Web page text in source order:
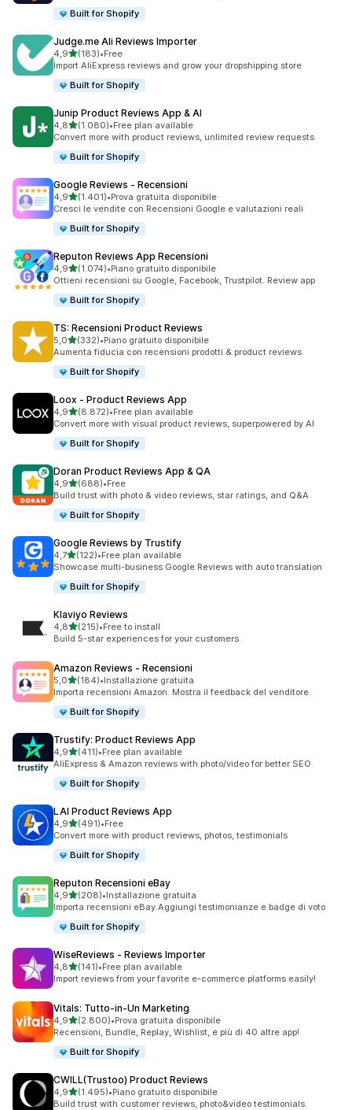
Built for Shopify
Judge.me Ali Reviews Importer
4,9stelle su 5
(183)
183 recensioni totali
•Free
Import AliExpress reviews and grow your dropshipping store
Built for Shopify
Junip Product Reviews App & AI
4,8stelle su 5
(1.080)
1080 recensioni totali
•Free plan available
Convert more with product reviews, unlimited review requests
Built for Shopify
Google Reviews ‑ Recensioni
4,9stelle su 5
(1.401)
1401 recensioni totali
•Prova gratuita disponibile
Cresci le vendite con Recensioni Google e valutazioni reali
Built for Shopify
Reputon Reviews App Recensioni
4,9stelle su 5
(1.074)
1074 recensioni totali
•Piano gratuito disponibile
Ottieni recensioni su Google, Facebook, Trustpilot. Review app
Built for Shopify
TS: Recensioni Product Reviews
5,0stelle su 5
(332)
332 recensioni totali
•Piano gratuito disponibile
Aumenta fiducia con recensioni prodotti & product reviews
Built for Shopify
Loox ‑ Product Reviews App
4,9stelle su 5
(8.872)
8872 recensioni totali
•Free plan available
Convert more with visual product reviews, superpowered by AI
Built for Shopify
Doran Product Reviews App & QA
4,9stelle su 5
(688)
688 recensioni totali
•Free
Build trust with photo & video reviews, star ratings, and Q&A
Built for Shopify
Google Reviews by Trustify
4,7stelle su 5
(122)
122 recensioni totali
•Free plan available
Showcase multi-business Google Reviews with auto translation
Built for Shopify
Klaviyo Reviews
4,8stelle su 5
(215)
215 recensioni totali
•Free to install
Build 5-star experiences for your customers.
Amazon Reviews ‑ Recensioni
5,0stelle su 5
(184)
184 recensioni totali
•Installazione gratuita
Importa recensioni Amazon. Mostra il feedback del venditore.
Built for Shopify
Trustify: Product Reviews App
4,9stelle su 5
(411)
411 recensioni totali
•Free plan available
AliExpress & Amazon reviews with photo/video for better SEO
Built for Shopify
LAI Product Reviews App
4,9stelle su 5
(491)
491 recensioni totali
•Free
Convert more with product reviews, photos, testimonials
Built for Shopify
Reputon Recensioni eBay
4,9stelle su 5
(208)
208 recensioni totali
•Installazione gratuita
Importa recensioni eBay.Aggiungi testimonianze e badge di voto
Built for Shopify
WiseReviews ‑ Reviews Importer
4,8stelle su 5
(141)
141 recensioni totali
•Free plan available
Import reviews from your favorite e-commerce platforms easily!
Vitals: Tutto‑in‑Un Marketing
4,9stelle su 5
(2.800)
2800 recensioni totali
•Prova gratuita disponibile
Recensioni, Bundle, Replay, Wishlist, e più di 40 altre app!
Built for Shopify
CWILL(Trustoo) Product Reviews
4,9stelle su 5
(1.495)
1495 recensioni totali
•Piano gratuito disponibile
Build trust with customer reviews, photo&video testimonials.